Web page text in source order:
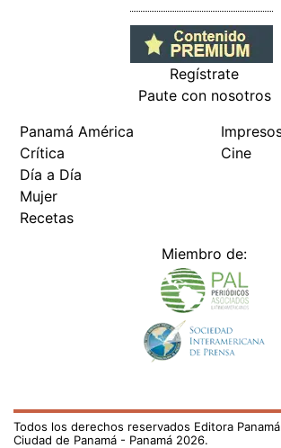
Regístrate
Paute con nosotros
Panamá América
Crítica
Día a Día
Mujer
Recetas
Cine
Miembro de:
Todos los derechos reservados Editora
Ciudad de Panamá - Panamá 2026.